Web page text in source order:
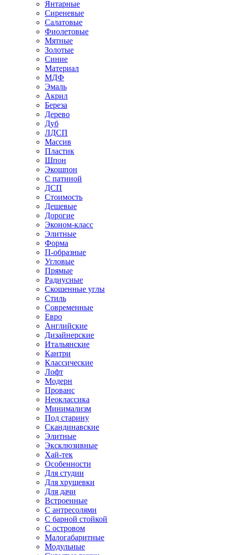
Янтарные
Сиреневые
Салатовые
Фиолетовые
Мятные
Золотые
Синие
Материал
МДФ
Эмаль
Акрил
Береза
Дерево
Дуб
ЛДСП
Массив
Пластик
Шпон
Экошпон
С патиной
ДСП
Стоимость
Дешевые
Дорогие
Эконом-класс
Элитные
Форма
П-образные
Угловые
Прямые
Радиусные
Скошенные углы
Стиль
Современные
Евро
Английские
Дизайнерские
Итальянские
Кантри
Классические
Лофт
Модерн
Прованс
Неоклассика
Минимализм
Под старину
Скандинавские
Элитные
Эксклюзивные
Хай-тек
Особенности
Для студии
Для хрущевки
Для дачи
Встроенные
С антресолями
С барной стойкой
С островом
Малогабаритные
Модульные